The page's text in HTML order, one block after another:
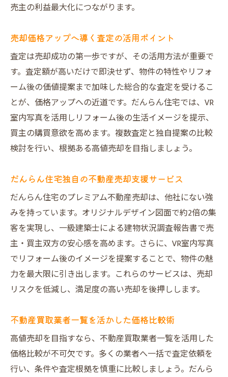
売主の利益最大化につながります。
売却価格アップへ導く査定の活用ポイント
査定は売却成功の第一歩ですが、その活用方法が重要で
す。査定額が高いだけで即決せず、物件の特性やリフォ
ーム後の価値提案まで加味した総合的な査定を受けるこ
とが、価格アップへの近道です。だんらん住宅では、VR
室内写真を活用しリフォーム後の生活イメージを提示、
買主の購買意欲を高めます。複数査定と独自提案の比較
検討を行い、根拠ある高値売却を目指しましょう。
だんらん住宅独自の不動産売却支援サービス
だんらん住宅のプレミアム不動産売却は、他社にない強
みを持っています。オリジナルデザイン図面で約2倍の集
客を実現し、一級建築士による建物状況調査報告書で売
主・買主双方の安心感を高めます。さらに、VR室内写真
でリフォーム後のイメージを提案することで、物件の魅
力を最大限に引き出します。これらのサービスは、売却
リスクを低減し、満足度の高い売却を後押しします。
不動産買取業者一覧を活かした価格比較術
高値売却を目指すなら、不動産買取業者一覧を活用した
価格比較が不可欠です。多くの業者へ一括で査定依頼を
行い、条件や査定根拠を慎重に比較しましょう。だんら